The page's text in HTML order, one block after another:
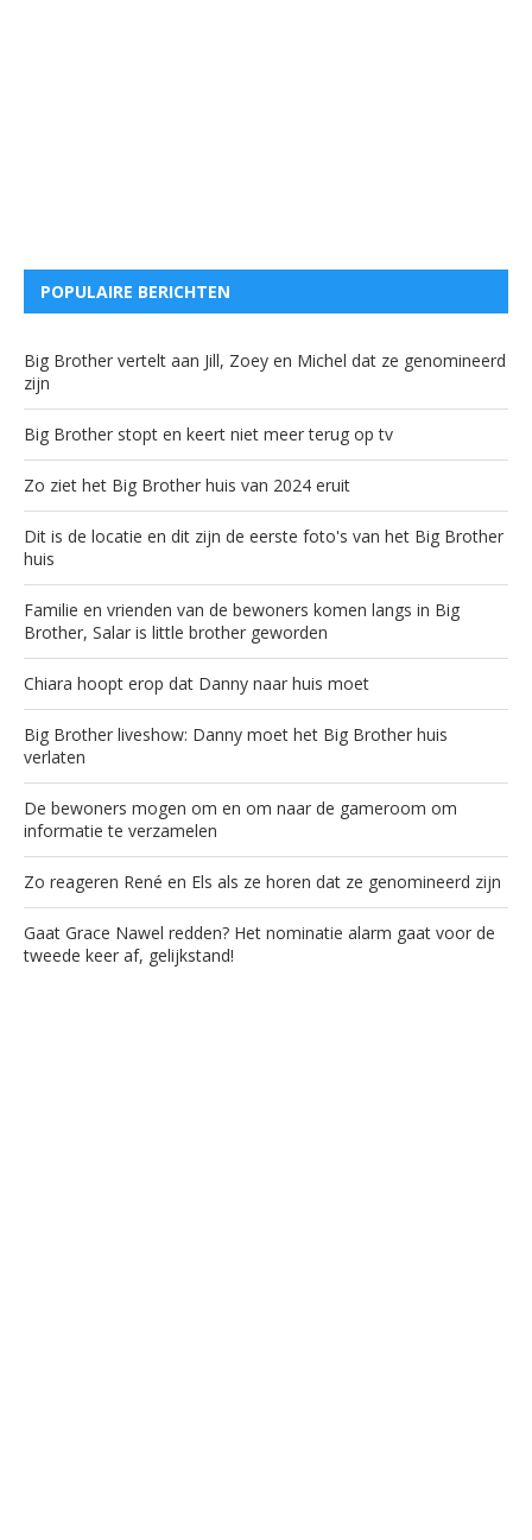
POPULAIRE BERICHTEN
Big Brother vertelt aan Jill, Zoey en Michel dat ze genomineerd
zijn
Big Brother stopt en keert niet meer terug op tv
Zo ziet het Big Brother huis van 2024 eruit
Dit is de locatie en dit zijn de eerste foto's van het Big Brother
huis
Familie en vrienden van de bewoners komen langs in Big
Brother, Salar is little brother geworden
Chiara hoopt erop dat Danny naar huis moet
Big Brother liveshow: Danny moet het Big Brother huis
verlaten
De bewoners mogen om en om naar de gameroom om
informatie te verzamelen
Zo reageren René en Els als ze horen dat ze genomineerd zijn
Gaat Grace Nawel redden? Het nominatie alarm gaat voor de
tweede keer af, gelijkstand!